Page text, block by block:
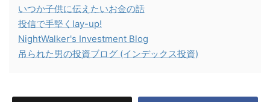
いつか子供に伝えたいお金の話
投信で手堅くlay-up!
NightWalker's Investment Blog
吊られた男の投資ブログ (インデックス投資)